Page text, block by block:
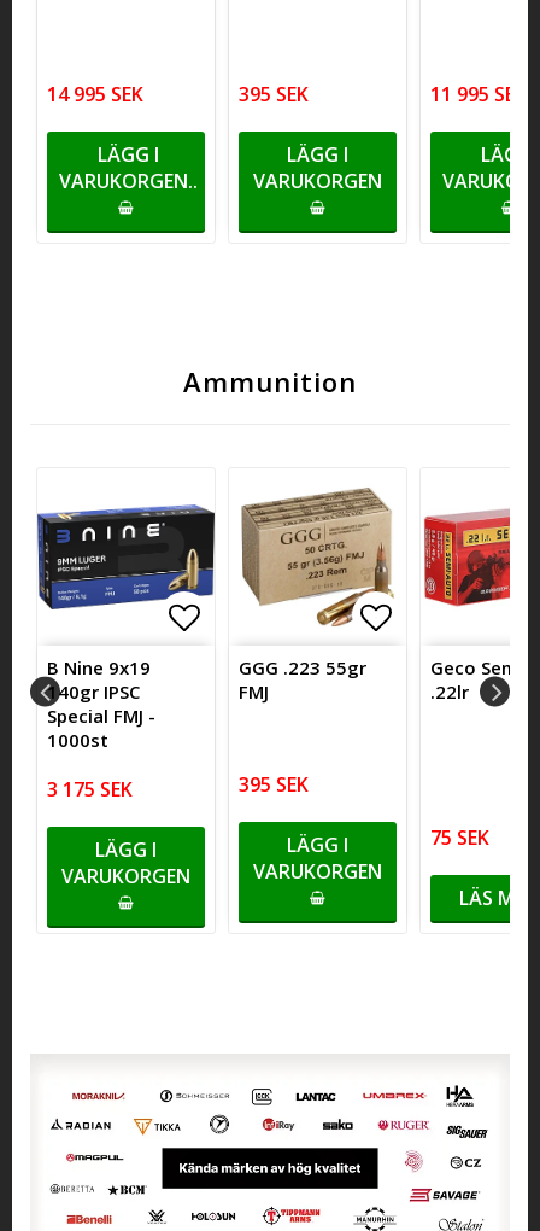
14 995 SEK
LÄGG I
VARUKORGEN..
395 SEK
LÄGG I
VARUKORGEN
11 995 SEK
LÄGG
Ammunition
till i favoritlistanLägg till i favoritlistan
B Nine 9x19
140gr IPSC
Special FMJ -
1000st
3 175 SEK
LÄGG I
VARUKORGEN
Lägg till i
GGG .223 55gr
FMJ
395 SEK
LÄGG I
VARUKORGEN
Geco Semi-
.22lr
75 SEK
LÄS MER